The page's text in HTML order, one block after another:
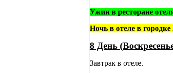
Ужин в ресторане
Ночь в отеле в
8 День
Завтрак в отеле.